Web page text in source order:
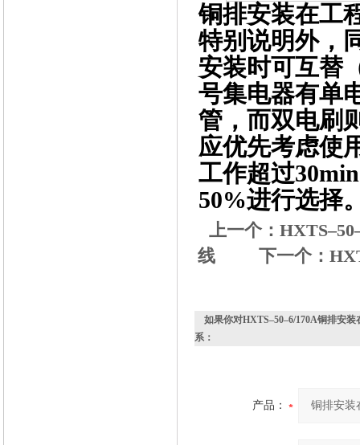
铜排安装在工
特别说明外，
安装时可互替
号集电器有单
管，而双电刷
应优先考虑使
工作超过
50%进行选择
上一个：
线下一个：
如果你对HXTS–50–6/170A铜排安
系：
产品：